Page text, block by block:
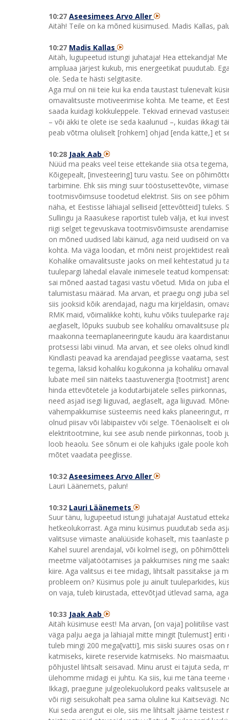
10:27 Aseesimees Arvo Aller
Aitäh! Teile on ka mõned küsimused. Madis Kallas,
10:27 Madis Kallas
Aitäh, lugupeetud istungi juhataja! Hea ettekandja!
ampluaa järjest kukub, mis energeetikat puudutab.
ole. Seda te hästi selgitasite.
Aga mul on nii teie kui ka enda taustast tulenevalt
omavalitsuste motiveerimise kohta. Me teame, et
saada kuidagi kokkuleppele. Tekivad erinevad
– või äkki te olete ise seda kaalunud –, kuidas ikkagi
peab võtma oluliselt [rohkem] ohjad [enda kätte,] et
10:28 Jaak Aab
Nüüd ma peaks veel teise ettekande siia otsa
Kõigepealt, [investeering] turu vastu. See on
tarbimine. Ehk siis mingi suur tööstusettevõte,
tootmisvõimsuse toodetud elektrist. Siis on see
näha, et Eestisse lähiajal selliseid [ettevõtteid] tuleks.
Sullingu ja Raasukese raportist tuleb välja, et kui
riigi selget tegevuskava tootmisvõimsuste
on mõned uudised läbi käinud, aga neid uudiseid on
kohta. Ma väga loodan, et mõni neist projektidest
Kohalike omavalitsuste jaoks on meil kehtestatud ju
tuulepargi lähedal elavale inimesele teatud
sai mõned aastad tagasi vastu võetud. Mida on juba
talumistasu määrad. Ma arvan, et praegu ongi juba
siis jooksid kõik arendajad, nagu ma kirjeldasin,
RMK maid, võimalikke kohti, kuhu võiks tuuleparke
aeglaselt, lõpuks suubub see kohaliku omavalitsuse
maakonna teemaplaneeringute kaudu ära
protsessi läbi viinud. Ma arvan, et see oleks olnud
Kindlasti peavad ka arendajad peeglisse vaatama,
tegema, läksid kohaliku kogukonna ja kohaliku
lubate meil siin näiteks taastuvenergia [tootmist]
hinda ettevõtetele ja kodutarbijatele selles
need asjad isegi liiguvad, aeglaselt, aga liiguvad.
vähempakkumise süsteemis need kaks
olnud piisav või läbipaistev või selge. Tõenäoliselt ei
elektritootmine, kui see asub nende piirkonnas, toob
loob heaolu. See sõnum ei ole kahjuks igale poole
mõtet vaadata peeglisse.
10:32 Aseesimees Arvo Aller
Lauri Läänemets, palun!
10:32 Lauri Läänemets
Suur tänu, lugupeetud istungi juhataja! Austatud
hetkeolukorrast. Aga minu küsimus puudutab seda
valitsuse viimaste analüüside kohaselt, mis
Kahel suurel arendajal, või kolmel isegi, on
meetme väljatöötamises ja pakkumises ning me
kiire. Aga valitsus ei tee midagi, lihtsalt passitakse ja
probleem on? Küsimus pole ju ainult tuuleparkides,
on vaja, tuleb kiirustada, ettevõtjad ütlevad sama,
10:33 Jaak Aab
Aitäh küsimuse eest! Ma arvan, [on vaja] poliitilise
väga palju aega ja lähiajal mitte mingit [tulemust]
tuleb mingi 200 mega[vatti], mis siiski suures osas
katmiseks, kiirete reservide katmiseks. No
põhjustel lihtsalt seisavad. Minu arust ei tajuta seda,
ülehomme midagi ei juhtu. Ka siis, kui me täna
Ikkagi, praegune julgeolekuolukord peaks valitsusele
või riigi seisukohalt pea sama oluline kui Kaitsevägi.
Kui seda arengut ei ole, siis me lihtsalt jääme